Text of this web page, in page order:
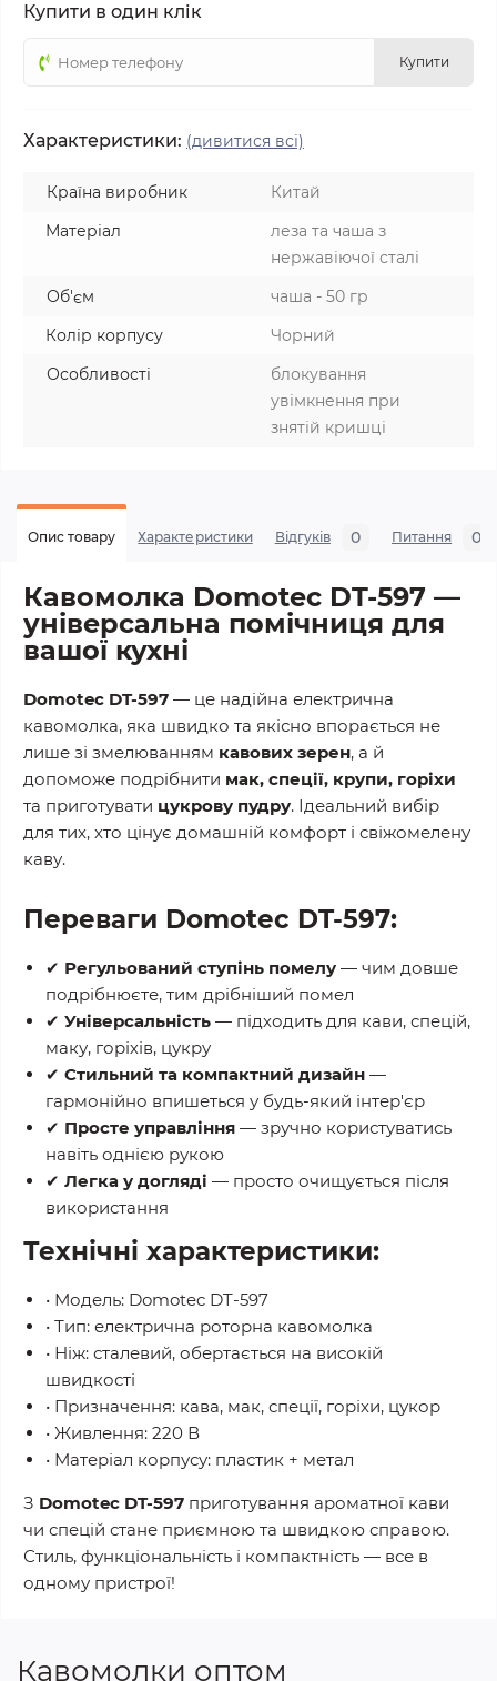
Купити в один клік
Купити
Характеристики: (дивитися всі)
Країна виробник
Китай
Матеріал
леза та чаша з
нержавіючої сталі
Об'єм
чаша - 50 гр
Колір корпусу
Чорний
Особливості
блокування
увімкнення при
знятій кришці
Опис товару Характеристики Відгуків 0 Питання 0
Кавомолка Domotec DT-597 —
універсальна помічниця для
вашої кухні
Domotec DT-597 — це надійна електрична
кавомолка, яка швидко та якісно впорається не
лише зі змелюванням кавових зерен, а й
допоможе подрібнити мак, спеції, крупи, горіхи
та приготувати цукрову пудру. Ідеальний вибір
для тих, хто цінує домашній комфорт і свіжомелену
каву.
Переваги Domotec DT-597:
✔ Регульований ступінь помелу — чим довше
подрібнюєте, тим дрібніший помел
✔ Універсальність — підходить для кави, спецій,
маку, горіхів, цукру
✔ Стильний та компактний дизайн —
гармонійно впишеться у будь-який інтер'єр
✔ Просте управління — зручно користуватись
навіть однією рукою
✔ Легка у догляді — просто очищується після
використання
Технічні характеристики:
• Модель: Domotec DT-597
• Тип: електрична роторна кавомолка
• Ніж: сталевий, обертається на високій
швидкості
• Призначення: кава, мак, спеції, горіхи, цукор
• Живлення: 220 В
• Матеріал корпусу: пластик + метал
З Domotec DT-597 приготування ароматної кави
чи спецій стане приємною та швидкою справою.
Стиль, функціональність і компактність — все в
одному пристрої!
Кавомолки оптом